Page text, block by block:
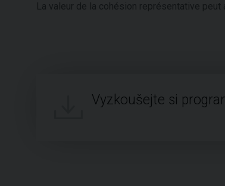
La valeur de la cohésion représentative
Vyzkoušejte si